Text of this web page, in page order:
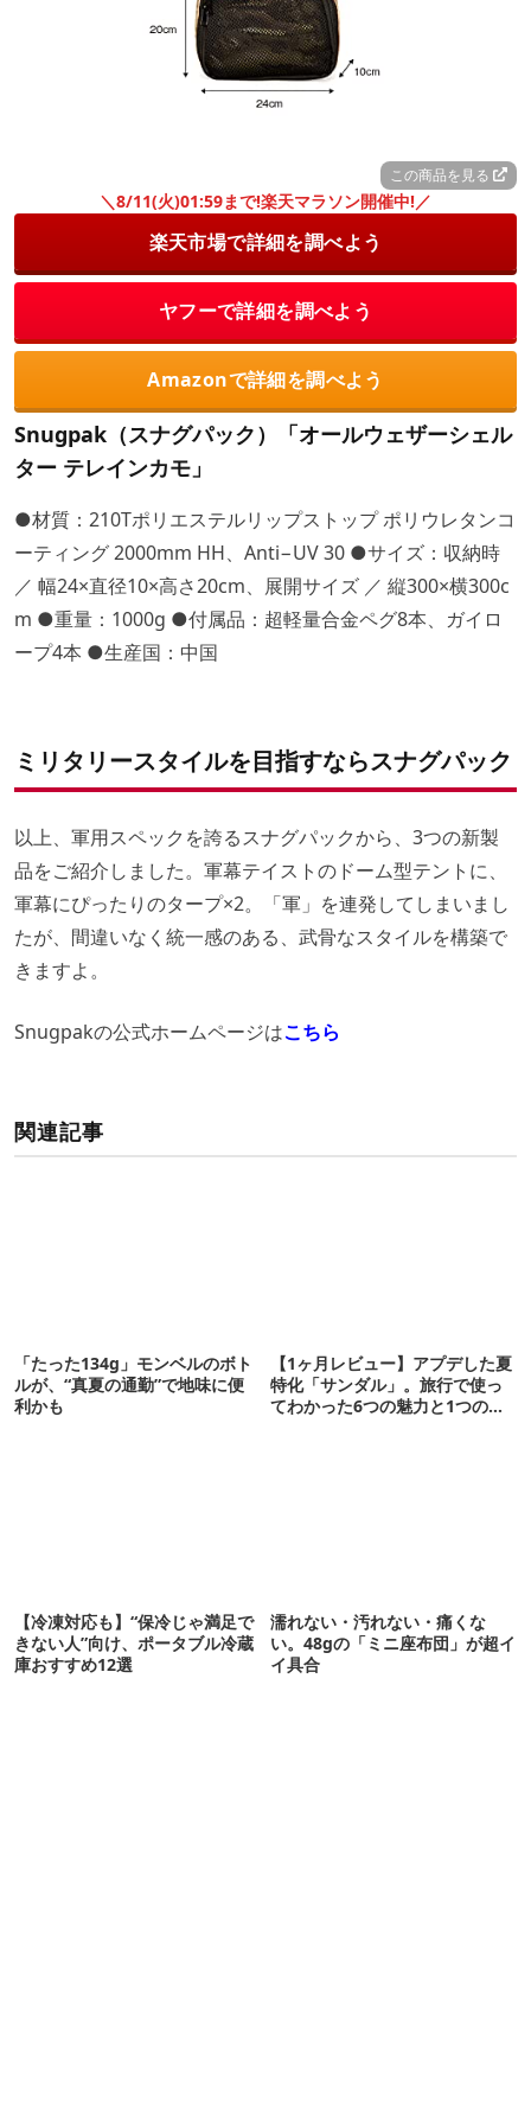
この商品を見る
＼8/11(火)01:59まで!楽天マラソン開催中!／
楽天市場で詳細を調べよう
ヤフーで詳細を調べよう
Amazonで詳細を調べよう
Snugpak（スナグパック）「オールウェザーシェル
ター テレインカモ」
●材質：210Tポリエステルリップストップ ポリウレタンコ
ーティング 2000mm HH、Anti−UV 30 ●サイズ：収納時
／ 幅24×直径10×高さ20cm、展開サイズ ／ 縦300×横300c
m ●重量：1000g ●付属品：超軽量合金ペグ8本、ガイロ
ープ4本 ●生産国：中国
ミリタリースタイルを目指すならスナグパック
以上、軍用スペックを誇るスナグパックから、3つの新製
品をご紹介しました。軍幕テイストのドーム型テントに、
軍幕にぴったりのタープ×2。「軍」を連発してしまいまし
たが、間違いなく統一感のある、武骨なスタイルを構築で
きますよ。
Snugpakの公式ホームページはこちら
関連記事
「たった134g」モンベルのボト
ルが、“真夏の通勤”で地味に便
利かも
【1ヶ月レビュー】アプデした夏
特化「サンダル」。旅行で使っ
てわかった6つの魅力と1つの注
【冷凍対応も】“保冷じゃ満足で
きない人”向け、ポータブル冷蔵
庫おすすめ12選
濡れない・汚れない・痛くな
い。48gの「ミニ座布団」が超イ
イ具合